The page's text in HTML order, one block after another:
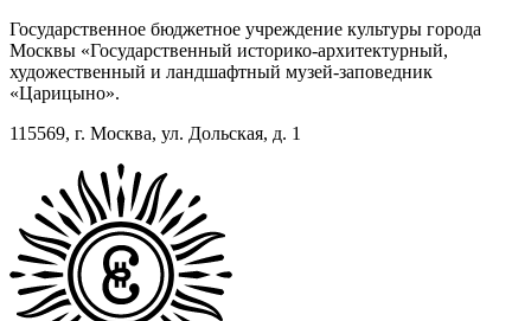
Государственное бюджетное учреждение культуры города
Москвы «Государственный историко-архитектурный,
художественный и ландшафтный музей-заповедник
«Царицыно».
115569, г. Москва, ул. Дольская, д. 1